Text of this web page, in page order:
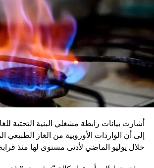
إلى أن الواردات الأوروبية من الغاز
خلال يوليو الماضي لأدنى مستوى لها منذ